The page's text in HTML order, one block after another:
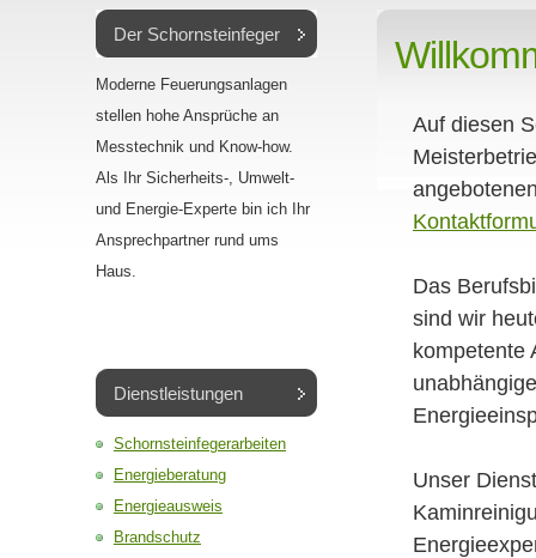
Auf diesen
Das
sind wir
kompetente
Unser
Der Schornsteinfeger
Moderne Feuerungsanlagen
stellen hohe Ansprüche an
Messtechnik und Know-how.
Als Ihr Sicherheits-, Umwelt-
und Energie-Experte bin ich Ihr
Ansprechpartner rund ums
Haus.
Dienstleistungen
Schornsteinfegerarbeiten
Energieberatung
Energieausweis
Brandschutz